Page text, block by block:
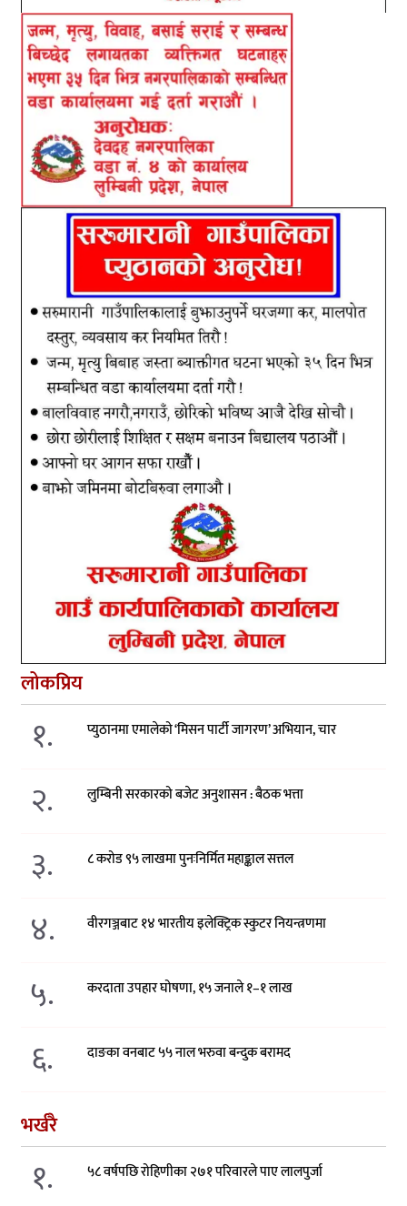
लोकप्रिय
१. प्युठानमा एमालेको ‘मिसन पार्टी जागरण’ अभियान, चार
२. लुम्बिनी सरकारको बजेट अनुशासन : बैठक भत्ता
३. ८ करोड ९५ लाखमा पुनःनिर्मित महाङ्काल सत्तल
४. वीरगञ्जबाट १४ भारतीय इलेक्ट्रिक स्कुटर नियन्त्रणमा
५. करदाता उपहार घोषणा, १५ जनाले १–१ लाख
६. दाङका वनबाट ५५ नाल भरुवा बन्दुक बरामद
भर्खरै
१. ५८ वर्षपछि रोहिणीका २७१ परिवारले पाए लालपुर्जा